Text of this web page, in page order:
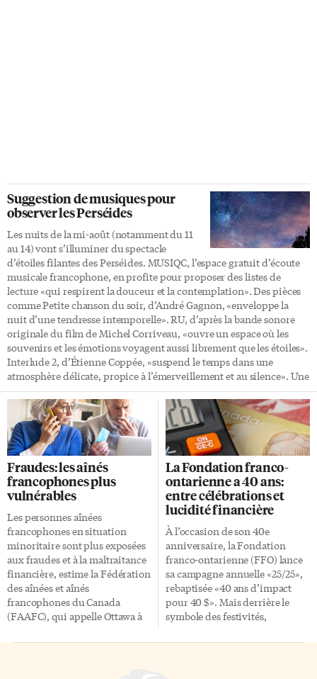
Suggestion de musiques pour
observer les Perséides
Les nuits de la mi-août (notamment du 11
au 14) vont s’illuminer du spectacle
d’étoiles filantes des Perséides. MUSIQC, l’espace gratuit d’écoute
musicale francophone, en profite pour proposer des listes de
lecture «qui respirent la douceur et la contemplation». Des pièces
comme Petite chanson du soir, d’André Gagnon, «enveloppe la
nuit d’une tendresse intemporelle». RU, d’après la bande sonore
originale du film de Michel Corriveau, «ouvre un espace où les
souvenirs et les émotions voyagent aussi librement que les étoiles».
Interlude 2, d’Étienne Coppée, «suspend le temps dans une
atmosphère délicate, propice à l’émerveillement et au silence». Une
liste de […]
Fraudes: les aînés
francophones plus
vulnérables
Les personnes aînées
francophones en situation
minoritaire sont plus exposées
aux fraudes et à la maltraitance
financière, estime la Fédération
des aînées et aînés
francophones du Canada
(FAAFC), qui appelle Ottawa à
services en français. «La
La Fondation franco-
ontarienne a 40 ans:
entre célébrations et
lucidité financière
À l’occasion de son 40e
anniversaire, la Fondation
franco-ontarienne (FFO) lance
sa campagne annuelle «25/25»,
rebaptisée «40 ans d’impact
pour 40 $». Mais derrière le
symbole des festivités,
période de transition